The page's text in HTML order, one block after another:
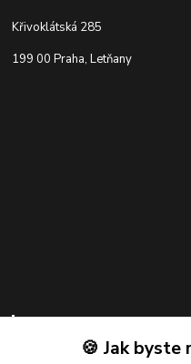
Křivoklátská 285
199 00 Praha, Letňany
Kontakty
🍪 Jak byste